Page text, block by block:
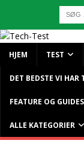
HJEM TEST
DET BEDSTE VI HAR
FEATURE OG GUIDES
ALLE KATEGORIER